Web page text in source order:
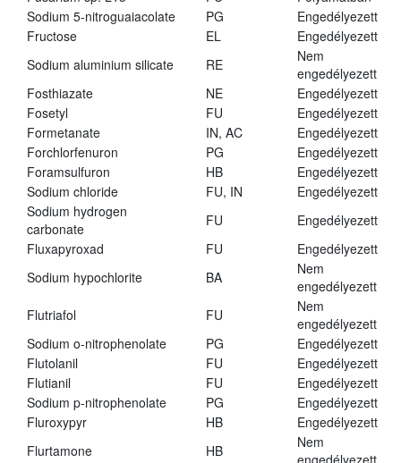
Sodium 5-nitroguaiacolate
PG
Engedélyezett
Fructose
EL
Engedélyezett
Sodium aluminium silicate
RE
Nem
engedélyezett
Fosthiazate
NE
Engedélyezett
Fosetyl
FU
Engedélyezett
Formetanate
IN, AC
Engedélyezett
Forchlorfenuron
PG
Engedélyezett
Foramsulfuron
HB
Engedélyezett
Sodium chloride
FU, IN
Engedélyezett
Sodium hydrogen
carbonate
FU
Engedélyezett
Fluxapyroxad
FU
Engedélyezett
Sodium hypochlorite
BA
Nem
engedélyezett
Flutriafol
FU
Nem
engedélyezett
Sodium o-nitrophenolate
PG
Engedélyezett
Flutolanil
FU
Engedélyezett
Flutianil
FU
Engedélyezett
Sodium p-nitrophenolate
PG
Engedélyezett
Fluroxypyr
HB
Engedélyezett
Flurtamone
HB
Nem